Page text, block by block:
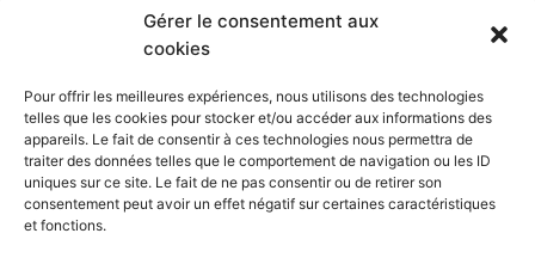
Gérer le consentement aux
cookies
Pour offrir les meilleures expériences, nous utilisons des technologies
telles que les cookies pour stocker et/ou accéder aux informations des
appareils. Le fait de consentir à ces technologies nous permettra de
traiter des données telles que le comportement de navigation ou les ID
uniques sur ce site. Le fait de ne pas consentir ou de retirer son
consentement peut avoir un effet négatif sur certaines caractéristiques
et fonctions.
connaître de ce litige.
F
a
c
I
n
s
T
i